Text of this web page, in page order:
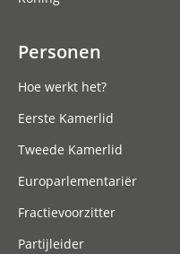
Personen
Hoe werkt het?
Eerste Kamerlid
Tweede Kamerlid
Europarlementariër
Fractievoorzitter
Partijleider